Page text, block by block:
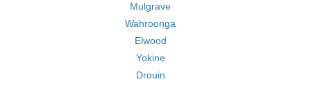
Mulgrave
Wahroonga
Elwood
Yokine
Drouin